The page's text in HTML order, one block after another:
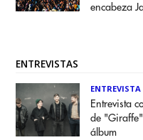
encabeza
ENTREVISTAS
ENTREVISTA
Entrevista
de
álbum